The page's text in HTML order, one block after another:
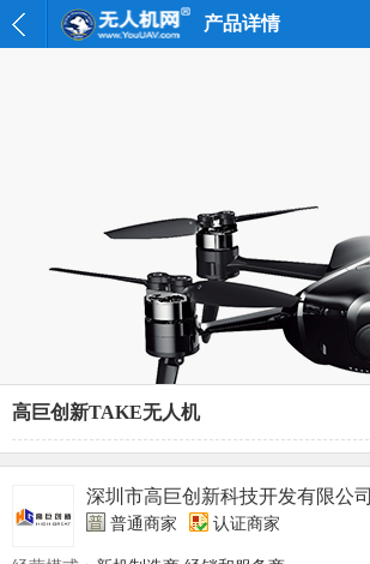
产品详情
高巨创新TAKE无人机
深圳市高巨创新科技开发有限公司
普通商家 认证商家